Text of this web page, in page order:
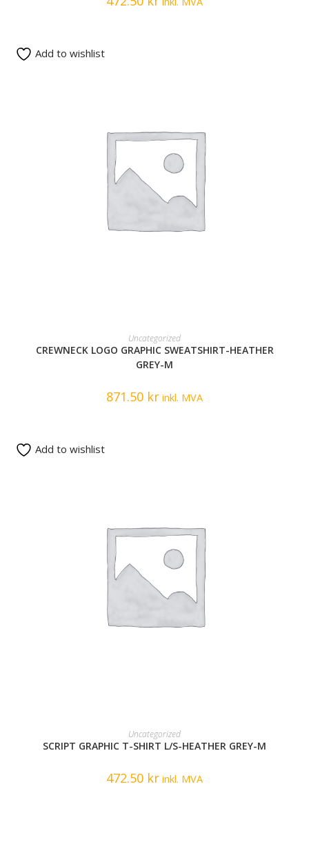
READ MORE
Uncategorized
CREWNECK LOGO GRAPHIC SWEATSHIRT-HEATHER
GREY-M
871.50 kr inkl. MVA
Add to wishlist
READ MORE
Uncategorized
SCRIPT GRAPHIC T-SHIRT L/S-HEATHER GREY-M
472.50 kr inkl. MVA
Add to wishlist